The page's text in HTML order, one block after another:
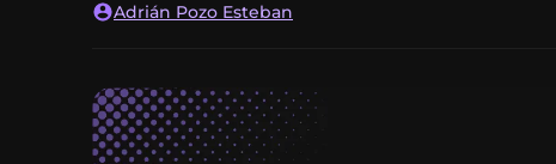
Adrián Pozo Esteban